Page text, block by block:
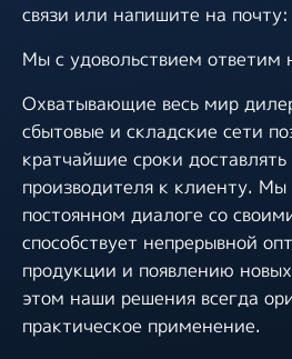
связи или напишите на почту:
Мы с удовольствием ответим
Охватывающие весь мир
сбытовые и складские сети
кратчайшие сроки
производителя к клиенту.
постоянном диалоге со
способствует непрерывной
продукции и появлению
этом наши решения всегда
практическое применение.